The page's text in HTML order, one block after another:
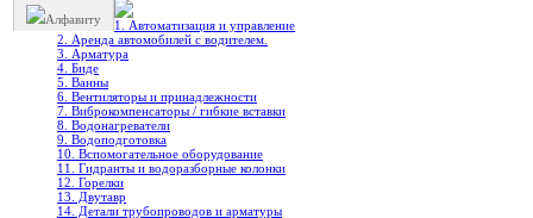
Алфавиту
1. Автоматизация и управление
2. Аренда автомобилей с водителем.
3. Арматура
4. Биде
5. Ванны
6. Вентиляторы и принадлежности
7. Виброкомпенсаторы / гибкие вставки
8. Водонагреватели
9. Водоподготовка
10. Вспомогательное оборудование
11. Гидранты и водоразборные колонки
12. Горелки
13. Двутавр
14. Детали трубопроводов и арматуры